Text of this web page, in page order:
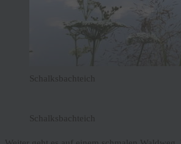
Schalksbachteich
Schalksbachteich